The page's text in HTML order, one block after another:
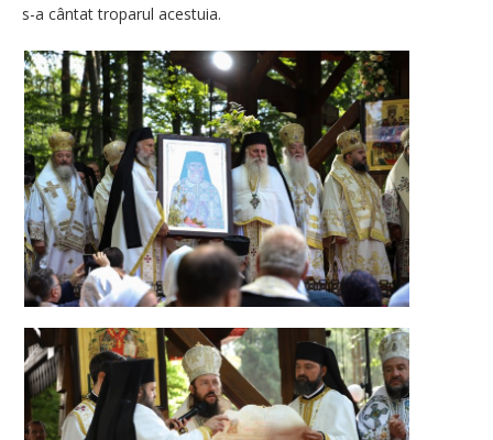
s-a cântat troparul acestuia.